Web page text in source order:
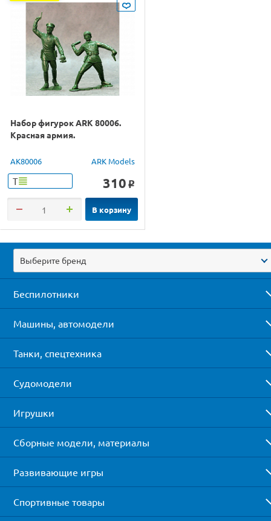
Набор фигурок ARK 80006.
Красная армия.
AK80006 ARK Models
Т 310 o
В корзину
Выберите бренд
Беспилотники
Машины, автомодели
Танки, спецтехника
Судомодели
Игрушки
Сборные модели, материалы
Развивающие игры
Спортивные товары